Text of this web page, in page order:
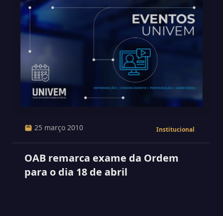
25 março 2010 Institucional
OAB remarca exame da Ordem
para o dia 18 de abril